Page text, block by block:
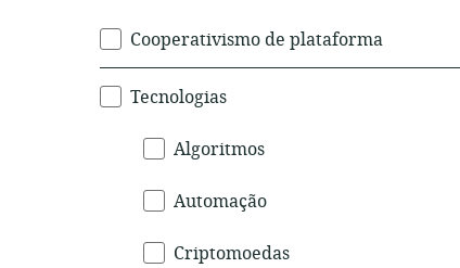
os
subtópicos
Cooperativismo de plataforma
Tecnologias
Algoritmos
Automação
Criptomoedas